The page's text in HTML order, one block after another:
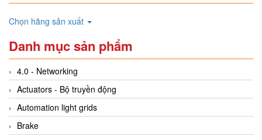
Chọn hãng sản xuất
Danh mục sản phẩm
4.0 - Networking
Actuators - Bộ truyền động
Automation light grids
Brake